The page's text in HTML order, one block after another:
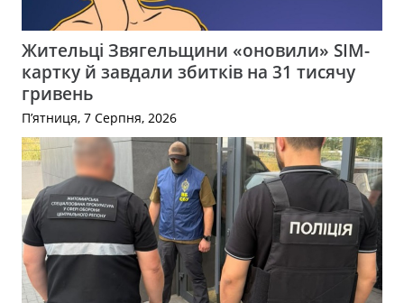
Жительці Звягельщини «оновили» SIM-
картку й завдали збитків на 31 тисячу
гривень
П’ятниця, 7 Серпня, 2026